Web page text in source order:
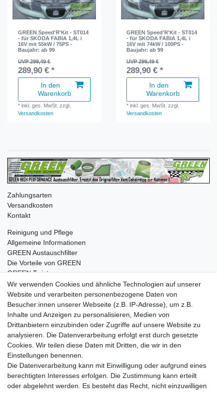
GREEN Speed'R'Kit - ST014
- für SKODA FABIA 1,4L i
16V mit 55kW / 75PS -
Baujahr: ab 99
UVP 299,49 €
289,90 € *
In den
Warenkorb
*inkl. ges. MwSt. zzgl.
Versandkosten
GREEN Speed'R'Kit - ST014
- für SKODA FABIA 1,4L i
16V mit 74kW / 100PS -
Baujahr: ab 99
UVP 299,49 €
289,90 € *
In den
Warenkorb
*inkl. ges. MwSt. zzgl.
Versandkosten
Zahlungsarten
Versandkosten
Kontakt
Reinigung und Pflege
Allgemeine Informationen
GREEN Austauschfilter
Die Vorteile von GREEN
GREEN Twister
Impressum Daten­schutz­erklärung AGB
Barrierefreiheitserklärung Widerrufs­recht
Vertrag widerrufen Kontakt
Wir verwenden Cookies und ähnliche Technologien auf unserer
Website und verarbeiten personenbezogene Daten von
Besucher:innen unserer Webseite (z.B. IP-Adresse), um z.B.
Inhalte und Anzeigen zu personalisieren, Medien von
Drittanbietern einzubinden oder Zugriffe auf unsere Website zu
analysieren. Die Datenverarbeitung erfolgt erst durch gesetzte
Cookies. Wir teilen diese Daten mit Dritten, die wir in den
Einstellungen benennen.
Die Datenverarbeitung kann mit Einwilligung oder aufgrund eines
berechtigten Interesses erfolgen. Die Zustimmung kann erteilt
oder abgelehnt werden. Es besteht das Recht, nicht einzuwilligen